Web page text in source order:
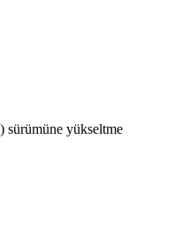
sürümüne yükseltme